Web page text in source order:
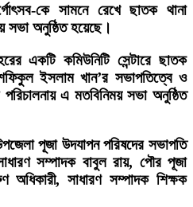
কে সামনে রেখে ছাতক থানা
অনুষ্ঠিত হয়েছে।
একটি কমিউনিটি সেন্টারে ছাতক
ইসলাম খান’র সভাপতিত্বে ও
এ মতবিনিময় সভা অনুষ্ঠিত
পূজা উদযাপন পরিষদের সভাপতি
সম্পাদক বাবুল রায়, পৌর পূজা
অধিকারী, সাধারণ সম্পাদক শিক্ষক